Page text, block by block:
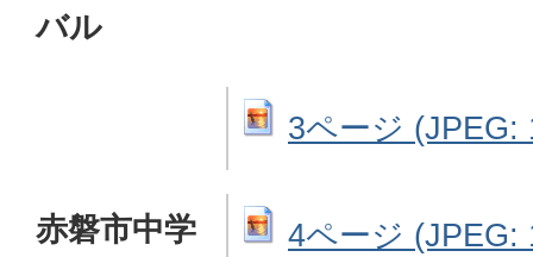
バル
3ページ (JPEG:
赤磐市中学
4ページ (JPEG: